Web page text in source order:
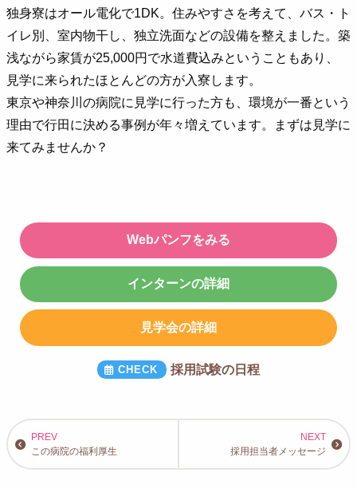
独身寮はオール電化で1DK。住みやすさを考えて、バス・ト
イレ別、室内物干し、独立洗面などの設備を整えました。築
浅ながら家賃が25,000円で水道費込みということもあり、
見学に来られたほとんどの方が入寮します。
東京や神奈川の病院に見学に行った方も、環境が一番という
理由で行田に決める事例が年々増えています。まずは見学に
来てみませんか？
Webパンフをみる
インターンの詳細
見学会の詳細
採用試験の日程
この病院の福利厚生 採用担当者メッセージ